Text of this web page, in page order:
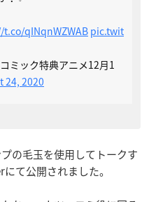
qINqnWZWAB pic.twit
ミック特典アニメ12月1
24, 2020
の毛玉を使用してトークす
て公開されました。